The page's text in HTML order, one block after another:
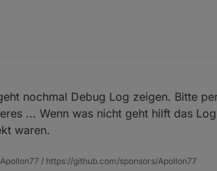
nochmal Debug Log zeigen. Bitte
... Wenn was nicht geht hilft das
waren.
/ https://github.com/sponsors/Apollon77